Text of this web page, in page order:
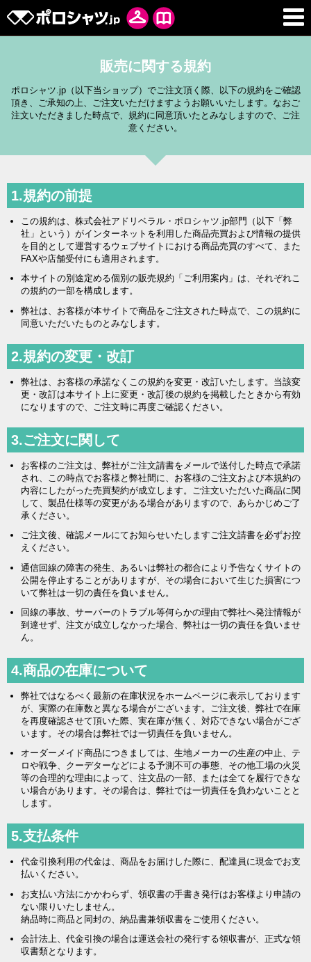
販売に関する規約
ポロシャツ.jp（以下当ショップ）でご注文頂く際、以下の規約をご確認
頂き、ご承知の上、ご注文いただけますようお願いいたします。なおご
注文いただきました時点で、規約に同意頂いたとみなしますので、ご注
意ください。
1.規約の前提
この規約は、株式会社アドリベラル・ポロシャツ.jp部門（以下「弊
社」という）がインターネットを利用した商品売買および情報の提供
を目的として運営するウェブサイトにおける商品売買のすべて、また
FAXや店舗受付にも適用されます。
本サイトの別途定める個別の販売規約「ご利用案内」は、それぞれこ
の規約の一部を構成します。
弊社は、お客様が本サイトで商品をご注文された時点で、この規約に
同意いただいたものとみなします。
2.規約の変更・改訂
弊社は、お客様の承諾なくこの規約を変更・改訂いたします。当該変
更・改訂は本サイト上に変更・改訂後の規約を掲載したときから有効
になりますので、ご注文時に再度ご確認ください。
3.ご注文に関して
お客様のご注文は、弊社がご注文請書をメールで送付した時点で承諾
され、この時点でお客様と弊社間に、お客様のご注文および本規約の
内容にしたがった売買契約が成立します。ご注文いただいた商品に関
して、製品仕様等の変更がある場合がありますので、あらかじめご了
承ください。
ご注文後、確認メールにてお知らせいたしますご注文請書を必ずお控
えください。
通信回線の障害の発生、あるいは弊社の都合により予告なくサイトの
公開を停止することがありますが、その場合において生じた損害につ
いて弊社は一切の責任を負いません。
回線の事故、サーバーのトラブル等何らかの理由で弊社へ発注情報が
到達せず、注文が成立しなかった場合、弊社は一切の責任を負いませ
ん。
4.商品の在庫について
弊社ではなるべく最新の在庫状況をホームページに表示しております
が、実際の在庫数と異なる場合がございます。ご注文後、弊社で在庫
を再度確認させて頂いた際、実在庫が無く、対応できない場合がござ
います。その場合は弊社では一切責任を負いません。
オーダーメイド商品につきましては、生地メーカーの生産の中止、テ
ロや戦争、クーデターなどによる予測不可の事態、その他工場の火災
等の合理的な理由によって、注文品の一部、または全てを履行できな
い場合があります。その場合は、弊社では一切責任を負わないことと
します。
5.支払条件
代金引換利用の代金は、商品をお届けした際に、配達員に現金でお支
払いください。
お支払い方法にかかわらず、領収書の手書き発行はお客様より申請の
ない限りいたしません。
納品時に商品と同封の、納品書兼領収書をご使用ください。
会計法上、代金引換の場合は運送会社の発行する領収書が、正式な領
収書類となります。